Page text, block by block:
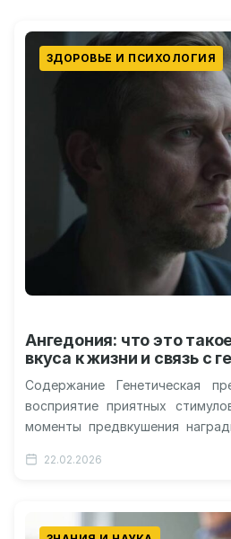
ЗДОРОВЬЕ И ПСИХОЛОГИЯ
Ангедония: что это
вкуса к жизни и связь с
Содержание Генетическая
восприятие приятных
моменты предвкушения
Перспективы коррекции
22.02.2026